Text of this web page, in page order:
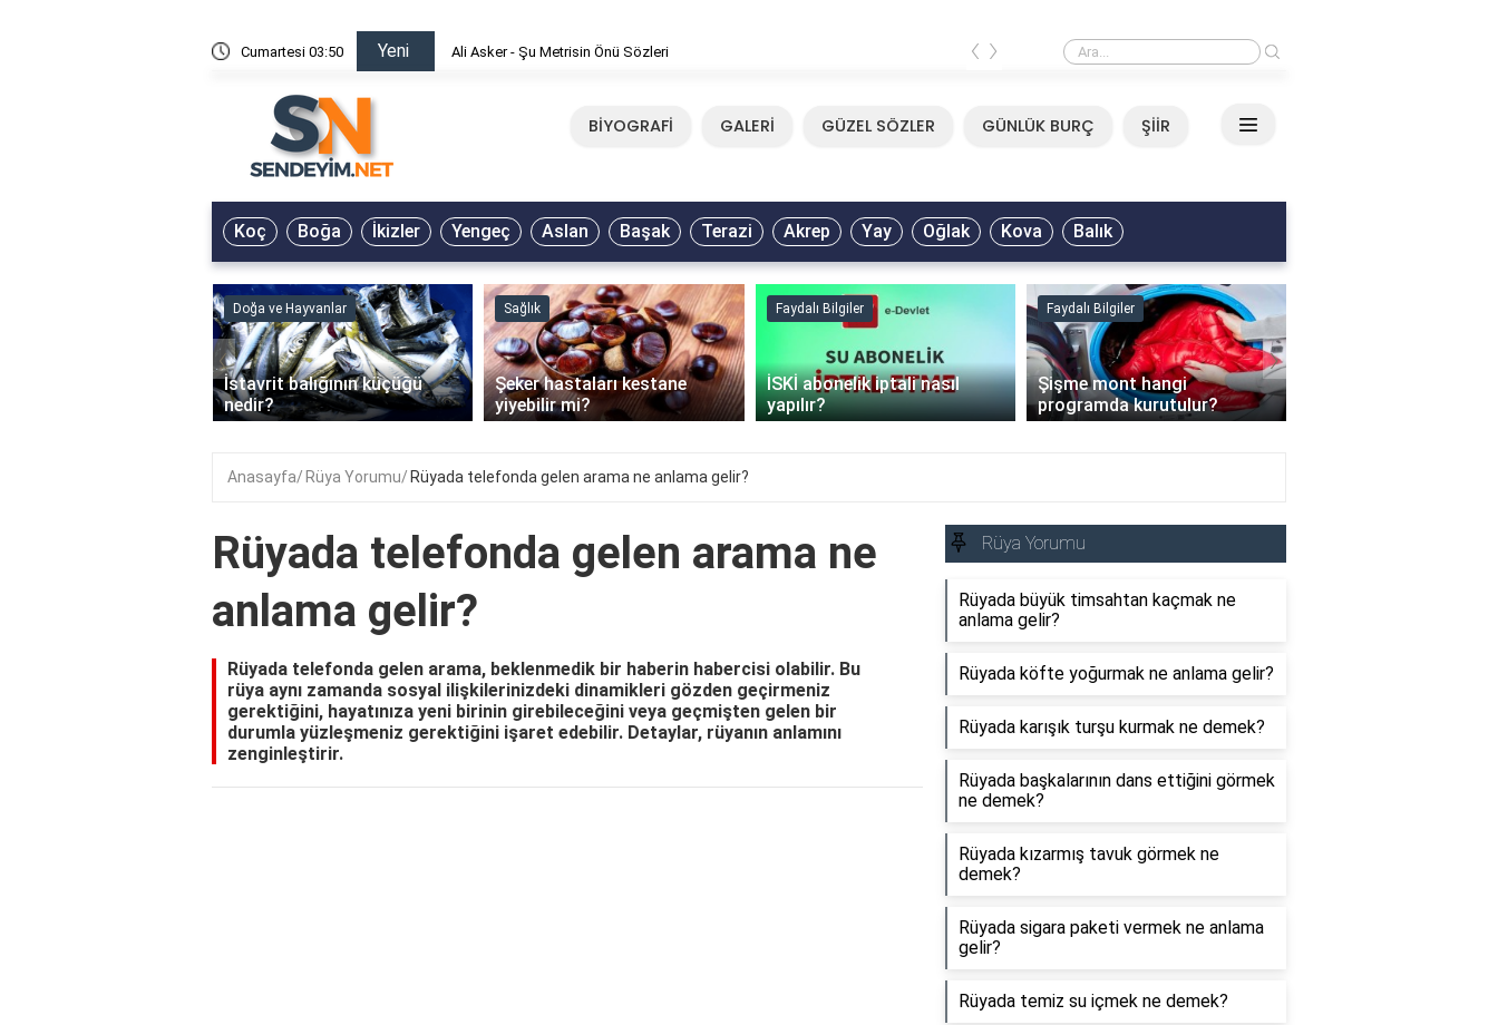
Cumartesi 03:50 Yeni Ali Asker - Şu Metrisin Önü Sözleri Mirkelam - Tavla Sözleri
‹ ›
BİYOGRAFİ GALERİ GÜZEL SÖZLER GÜNLÜK BURÇ ŞİİR
Koç Boğa İkizler Yengeç Aslan Başak Terazi Akrep Yay Oğlak Kova Balık
Doğa ve Hayvanlar
İstavrit balığının küçüğü
nedir?
Sağlık
Şeker hastaları kestane
yiyebilir mi?
Faydalı Bilgiler
İSKİ abonelik iptali nasıl
yapılır?
Faydalı Bilgiler
Şişme mont hangi
programda kurutulur?
‹ ›
Anasayfa Rüya Yorumu Rüyada telefonda gelen arama ne anlama gelir?
Rüyada telefonda gelen arama ne
anlama gelir?
Rüyada telefonda gelen arama, beklenmedik bir haberin habercisi olabilir. Bu
rüya aynı zamanda sosyal ilişkilerinizdeki dinamikleri gözden geçirmeniz
gerektiğini, hayatınıza yeni birinin girebileceğini veya geçmişten gelen bir
durumla yüzleşmeniz gerektiğini işaret edebilir. Detaylar, rüyanın anlamını
zenginleştirir.
Rüya Yorumu
Rüyada büyük timsahtan kaçmak ne
anlama gelir?
Rüyada köfte yoğurmak ne anlama gelir?
Rüyada karışık turşu kurmak ne demek?
Rüyada başkalarının dans ettiğini görmek
ne demek?
Rüyada kızarmış tavuk görmek ne
demek?
Rüyada sigara paketi vermek ne anlama
gelir?
Rüyada temiz su içmek ne demek?